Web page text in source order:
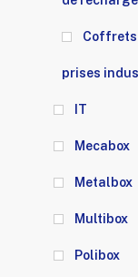
Coffrets
prises
IT
Mecabox
Metalbox
Multibox
Polibox